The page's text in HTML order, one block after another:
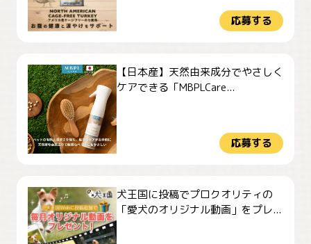
応募する
【日本産】天然由来成分でやさしく
ケアできる「MBPLCare...
応募する
犬王国に投稿でプロクオリティの
「愛犬のオリジナル動画」をプレ...